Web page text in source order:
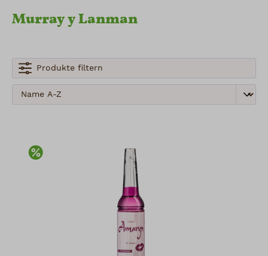
Murray y Lanman
Produkte filtern
Rabatt